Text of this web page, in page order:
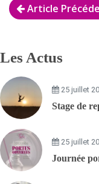
Article
Les Actus
25 juillet
Stage de
25 juillet
Journée